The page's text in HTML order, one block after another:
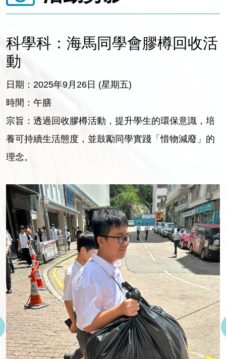
科學科：海馬同學會膠樽回收活
動
日期：2025年9月26日 (星期五)
時間：午膳
宗旨：透過回收膠樽活動，提升學生的環保意識，培
養可持續生活態度，並鼓勵同學實踐「惜物減廢」的
理念。